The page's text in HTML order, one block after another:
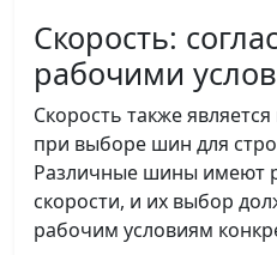
Скорость:
рабочими
Скорость также
при выборе шин для
Различные шины имеют
скорости, и их выбор
рабочим условиям